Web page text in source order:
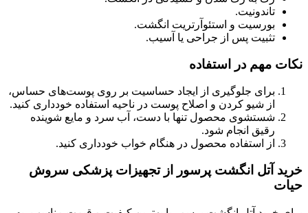
تاندونیت.
بورسیت و استئوآرتریت انگشت.
تثبیت پس از جراحی یا آسیب.
نکات مهم در استفاده
برای جلوگیری از ایجاد حساسیت بر روی پوست‌های حساس،
از شیو کردن و اصلاح پوست در ناحیه استفاده خودداری کنید.
شستشوی محصول تنها با دست، آب سرد و مایع شوینده
رقیق انجام شود.
از استفاده محصول در هنگام خواب خودداری کنید.
خرید آتل انگشت پرسور از تجهیزات پزشکی سروش
حیات